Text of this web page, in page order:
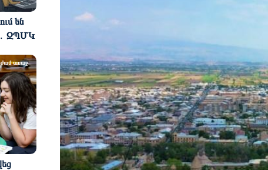
են
ԶՊՄԿ
ժամ առաջ